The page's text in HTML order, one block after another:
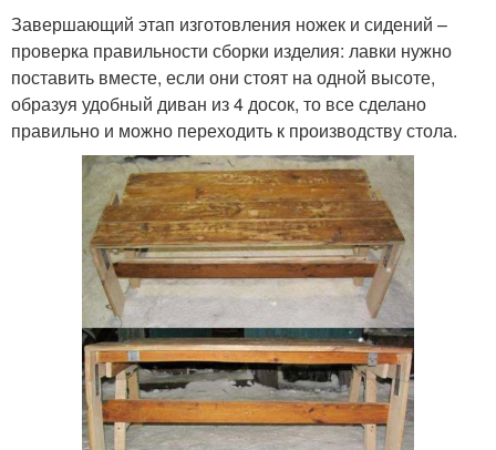
Завершающий этап изготовления ножек и сидений –
проверка правильности сборки изделия: лавки нужно
поставить вместе, если они стоят на одной высоте,
образуя удобный диван из 4 досок, то все сделано
правильно и можно переходить к производству стола.